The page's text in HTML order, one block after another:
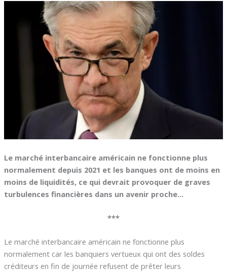
Le marché interbancaire américain ne fonctionne plus
normalement depuis 2021 et les banques ont de moins en
moins de liquidités, ce qui devrait provoquer de graves
turbulences financières dans un avenir proche…
***
Le marché interbancaire américain ne fonctionne plus
normalement car les banquiers vertueux qui ont des soldes
créditeurs en fin de journée refusent de prêter leurs